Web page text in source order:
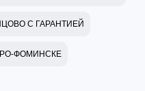
С ГАРАНТИЕЙ
ФОМИНСКЕ